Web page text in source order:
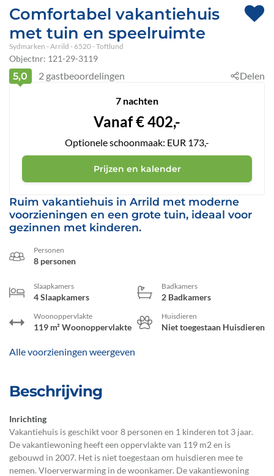
Comfortabel vakantiehuis
met tuin en speelruimte
Sydmarken - Arrild - 6520 - Toftlund
Objectnr: 121-29-3119
Ruim vakantiehuis in Arrild met moderne
voorzieningen en een grote tuin, ideaal voor
gezinnen met kinderen.
Personen
8 personen
Slaapkamers
4 Slaapkamers
Badkamers
2 Badkamers
Woonoppervlakte
119 m² Woonoppervlakte
Huisdieren
Niet toegestaan Huisdieren
Alle voorzieningen weergeven
Beschrijving
Inrichting
Vakantiehuis is geschikt voor 8 personen en 1 kinderen tot 3 jaar.
De vakantiewoning heeft een oppervlakte van 119 m2 en is
gebouwd in 2007. Het is niet toegestaan om huisdieren mee te
nemen. Vloerverwarming in de woonkamer. De vakantiewoning
5,0 2gastbeoordelingen Delen
7 nachten
Vanaf€402,-
Optionele schoonmaak: EUR 173,-
Prijzen en kalender